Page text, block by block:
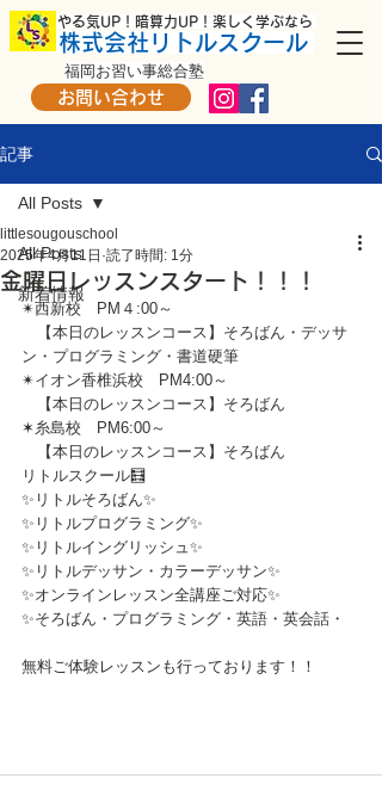
​ やる気UP！暗算力UP！楽しく学ぶなら
株式会社リトルスクール
お問い合わせ
福岡お習い事総合塾
記事
All Posts
新着情報
All Posts
金曜日レッスンスタート！！！
littlesougouschool
2025年4月11日 読了時間: 1分
✴西新校　PM４:00～
【本日のレッスンコース】そろばん・デッサ
ン・プログラミング・書道硬筆
✴イオン香椎浜校　PM4:00～
【本日のレッスンコース】そろばん
✶糸島校　PM6:00～
【本日のレッスンコース】そろばん
リトルスクール🧮
✨リトルそろばん✨
✨リトルプログラミング✨
✨リトルイングリッシュ✨
✨リトルデッサン・カラーデッサン✨
✨オンラインレッスン全講座ご対応✨
✨そろばん・プログラミング・英語・英会話・
無料ご体験レッスンも行っております！！